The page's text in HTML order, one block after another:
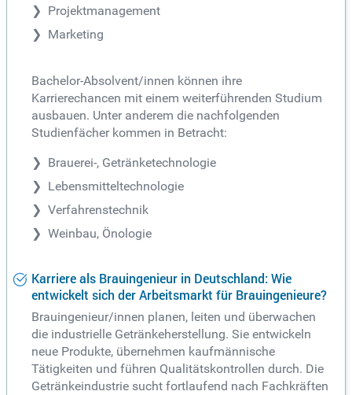
Projektmanagement
Marketing
Bachelor-Absolvent/innen können ihre
Karrierechancen mit einem weiterführenden Studium
ausbauen. Unter anderem die nachfolgenden
Studienfächer kommen in Betracht:
Brauerei-, Getränketechnologie
Lebensmitteltechnologie
Verfahrenstechnik
Weinbau, Önologie
Karriere als Brauingenieur in Deutschland: Wie
entwickelt sich der Arbeitsmarkt für Brauingenieure?
Brauingenieur/innen planen, leiten und überwachen
die industrielle Getränkeherstellung. Sie entwickeln
neue Produkte, übernehmen kaufmännische
Tätigkeiten und führen Qualitätskontrollen durch. Die
Getränkeindustrie sucht fortlaufend nach Fachkräften